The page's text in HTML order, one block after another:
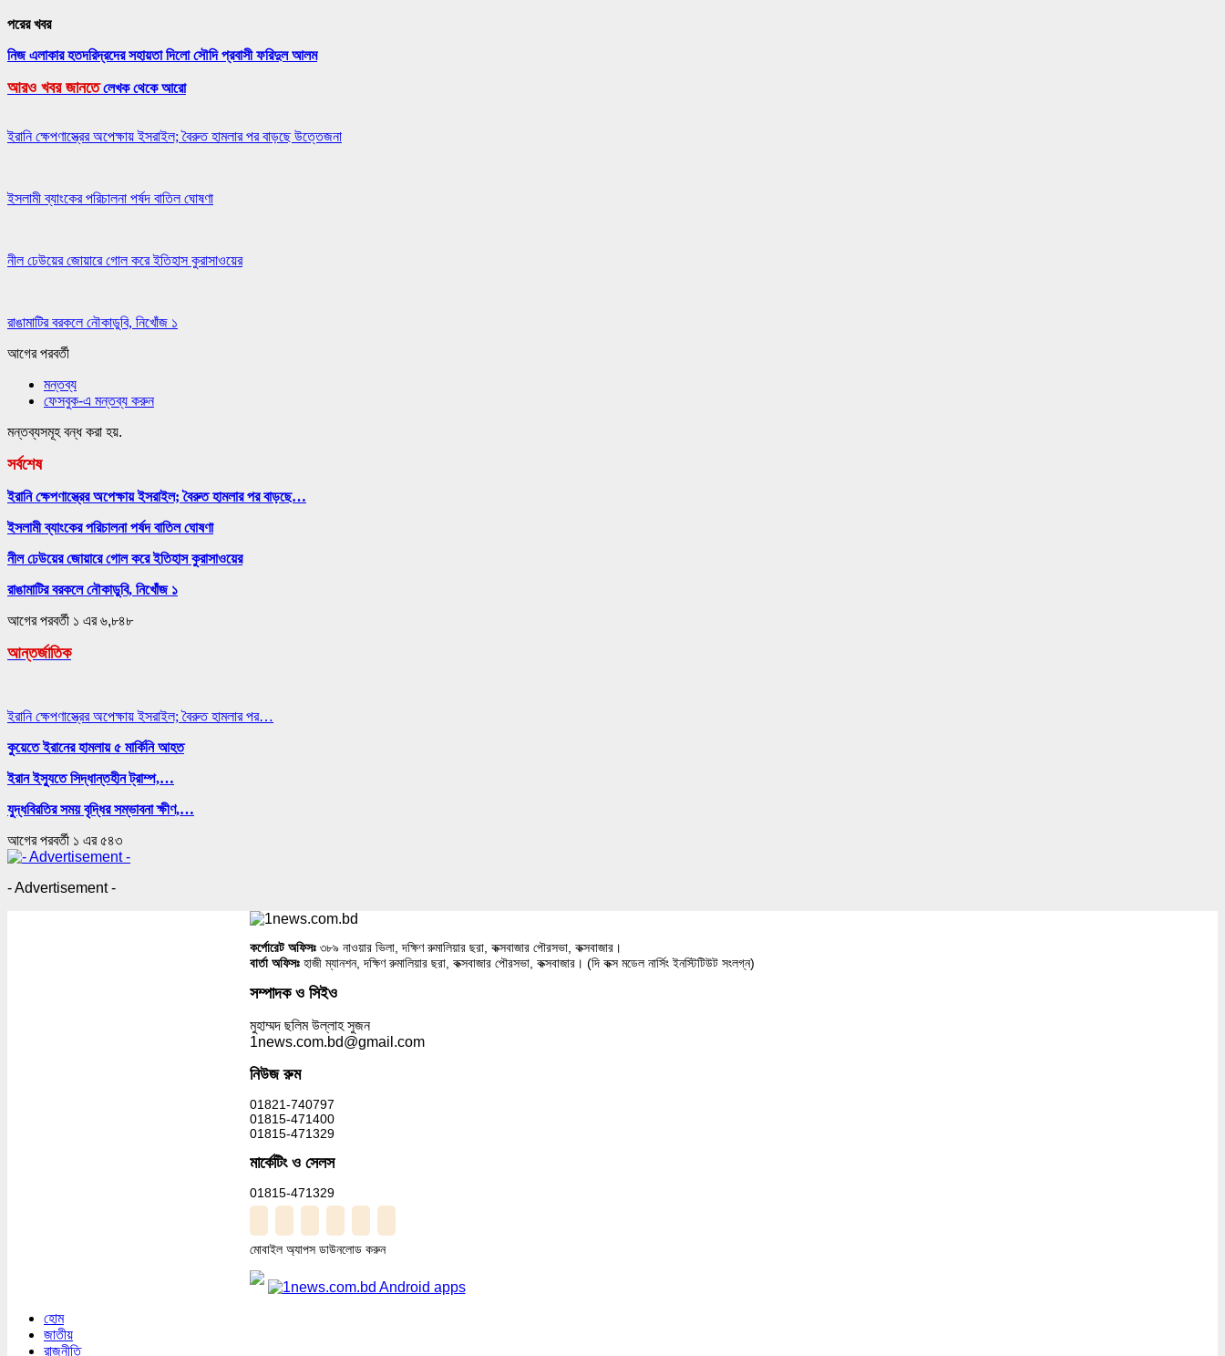
পরের খবর
নিজ এলাকার হতদরিদ্রদের সহায়তা দিলো সৌদি প্রবাসী ফরিদুল আলম
আরও খবর জানতে লেখক থেকে আরো
ইরানি ক্ষেপণাস্ত্রের অপেক্ষায় ইসরাইল; বৈরুত হামলার পর বাড়ছে উত্তেজনা
ইসলামী ব্যাংকের পরিচালনা পর্ষদ বাতিল ঘোষণা
নীল ঢেউয়ের জোয়ারে গোল করে ইতিহাস কুরাসাওয়ের
রাঙামাটির বরকলে নৌকাডুবি, নিখোঁজ ১
আগেরপরবর্তী
মন্তব্য
ফেসবুক-এ মন্তব্য করুন
মন্তব্যসমূহ বন্ধ করা হয়.
সর্বশেষ
ইরানি ক্ষেপণাস্ত্রের অপেক্ষায় ইসরাইল; বৈরুত হামলার পর বাড়ছে…
ইসলামী ব্যাংকের পরিচালনা পর্ষদ বাতিল ঘোষণা
নীল ঢেউয়ের জোয়ারে গোল করে ইতিহাস কুরাসাওয়ের
রাঙামাটির বরকলে নৌকাডুবি, নিখোঁজ ১
আগেরপরবর্তী ১ এর ৬,৮৪৮
আন্তর্জাতিক
ইরানি ক্ষেপণাস্ত্রের অপেক্ষায় ইসরাইল; বৈরুত হামলার পর…
কুয়েতে ইরানের হামলায় ৫ মার্কিনি আহত
ইরান ইস্যুতে সিদ্ধান্তহীন ট্রাম্প,…
যুদ্ধবিরতির সময় বৃদ্ধির সম্ভাবনা ক্ষীণ,…
আগেরপরবর্তী ১ এর ৫৪৩
- Advertisement -
কর্পোরেট অফিসঃ৩৮৯ নাওয়ার ভিলা, দক্ষিণ রুমালিয়ার ছরা, কক্সবাজার পৌরসভা, কক্সবাজার।
বার্তা অফিসঃ হাজী ম্যানশন, দক্ষিণ রুমালিয়ার ছরা, কক্সবাজার পৌরসভা, কক্সবাজার। (দি কক্স মডেল নার্সিং ইনস্টিটিউট সংলগ্ন)
সম্পাদক ও সিইও
মুহাম্মদ ছলিম উল্লাহ সুজন
1news.com.bd@gmail.com
নিউজ রুম
01821-740797
01815-471400
01815-471329
মার্কেটিং ও সেলস
01815-471329
মোবাইল অ্যাপস ডাউনলোড করুন
হোম
জাতীয়
রাজনীতি